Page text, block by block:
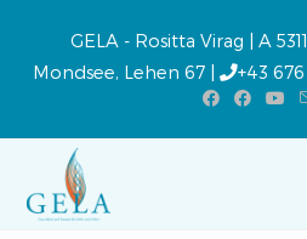
GELA - Rositta Virag | A
Mondsee, Lehen 67 |
+43